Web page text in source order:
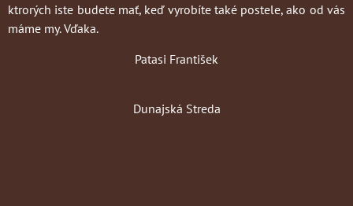
ktrorých iste budete mať, keď vyrobíte také postele, ako od vás
máme my. Vďaka.
Patasi František
Dunajská Streda